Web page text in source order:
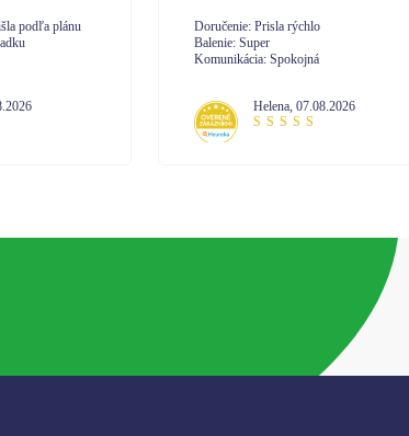
07.08.2026
Doručenie: velmi
Balenie: spokojná
Komunikácia: komunikácia na
Janetta,07.08.2026